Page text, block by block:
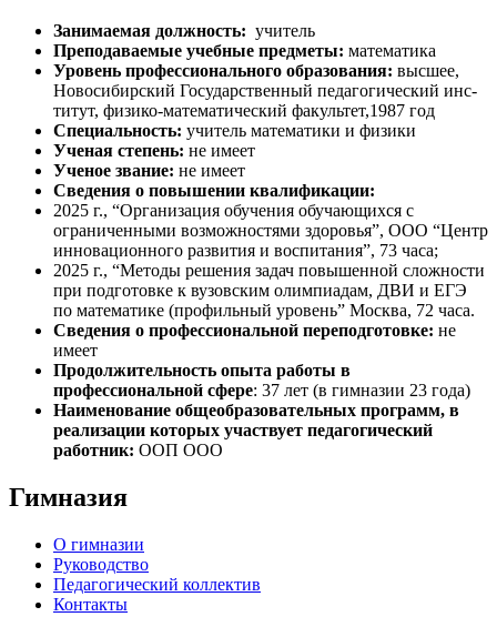
За­нима­емая долж­ность: учи­тель
Пре­пода­ва­емые учебные предметы: ма­тема­тика
Уровень профессионального образования: выс­шее,
Но­воси­бирс­кий Го­сударс­твен­ный пе­даго­гичес­кий инс­
ти­тут, фи­зико-ма­тема­тичес­кий фа­куль­тет,1987 год
Спе­ци­аль­ность: учи­тель ма­тема­тики и фи­зики
Уче­ная сте­пень: не име­ет
Уче­ное зва­ние: не име­ет
Сведения о повышении квалификации:
2025 г., “Организация обучения обучающихся с
ограниченными возможностями здоровья”, ООО “Центр
инновационного развития и воспитания”, 73 часа;
2025 г., “Методы решения задач повышенной сложности
при подготовке к вузовским олимпиадам, ДВИ и ЕГЭ
по математике (профильный уровень” Москва, 72 часа.
Сведения о профессиональной переподготовке: не
имеет
Продолжительность опыта работы в
профессиональной сфере: 37 лет (в гим­на­зии 23 года)
Наименование общеобразовательных программ, в
реализации которых участвует педагогический
работник: ООП ООО
Гимназия
О гимназии
Руководство
Педагогический коллектив
Контакты